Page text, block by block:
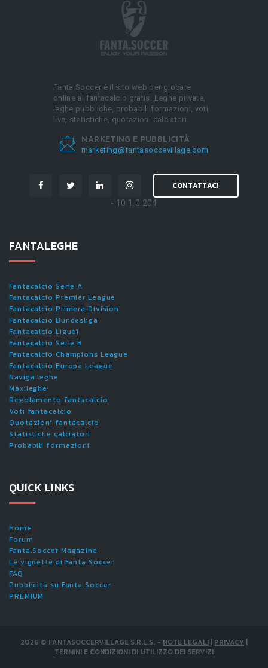
Fanta.Soccer è il sito web per giocare
online al fantacalcio gratis. Leghe private,
leghe pubbliche, probabili formazioni, voti
live, statistiche, quotazioni calciatori.
MARKETING E PUBBLICITÀ
marketing@fantasoccevillage.com
CONTATTACI
- 10.1.0.204
FANTALEGHE
Fantacalcio Serie A
Fantacalcio Premier League
Fantacalcio Primera Division
Fantacalcio Bundesliga
Fantacalcio Ligue1
Fantacalcio Serie B
Fantacalcio Champions League
Fantacalcio Europa League
Naviga leghe
Maxileghe
Regolamento fantacalcio
Voti fantacalcio
Quotazioni fantacalcio
Statistiche calciatori
Probabili formazioni
QUICK LINKS
Home
Forum
Fanta.Soccer Magazine
Le vignette di Fanta.Soccer
FAQ
Pubblicità su Fanta.Soccer
PREMIUM
2026 © FANTASOCCERVILLAGE S.R.L.S. - NOTE LEGALI | PRIVACY |
TERMINI E CONDIZIONI DI UTILIZZO DEI SERVIZI